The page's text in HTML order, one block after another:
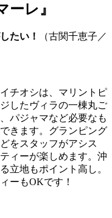
ーレ』
たい！
（古関千恵子／
チオシは、マリントピ
したヴィラの一棟丸ご
パジャマなど必要なも
きます。グランピング
をスタッフがアシス
ィーが楽しめます。沖
立地もポイント高し。
ーもOKです！